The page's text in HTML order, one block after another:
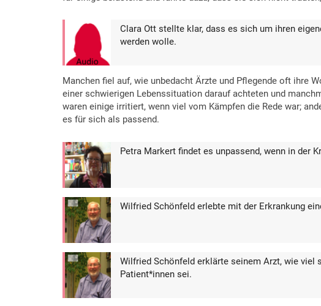
Clara Ott stellte klar, dass es sich um ihren
werden wolle.
Manchen fiel auf, wie unbedacht Ärzte und Pflegende oft ihre
einer schwierigen Lebenssituation darauf achteten und
waren einige irritiert, wenn viel vom Kämpfen die Rede war;
es für sich als passend.
Petra Markert findet es unpassend, wenn in der
Wilfried Schönfeld erlebte mit der Erkrankung
Wilfried Schönfeld erklärte seinem Arzt, wie viel
Patient*innen sei.